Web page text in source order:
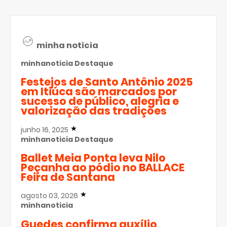
minha noticia
minhanoticia Destaque
Festejos de Santo Antônio 2025
em Itiúca são marcados por
sucesso de público, alegria e
valorização das tradições
junho 16, 2025
minhanoticia Destaque
Ballet Meia Ponta leva Nilo
Peçanha ao pódio no BALLACE
Feira de Santana
agosto 03, 2026
minhanoticia